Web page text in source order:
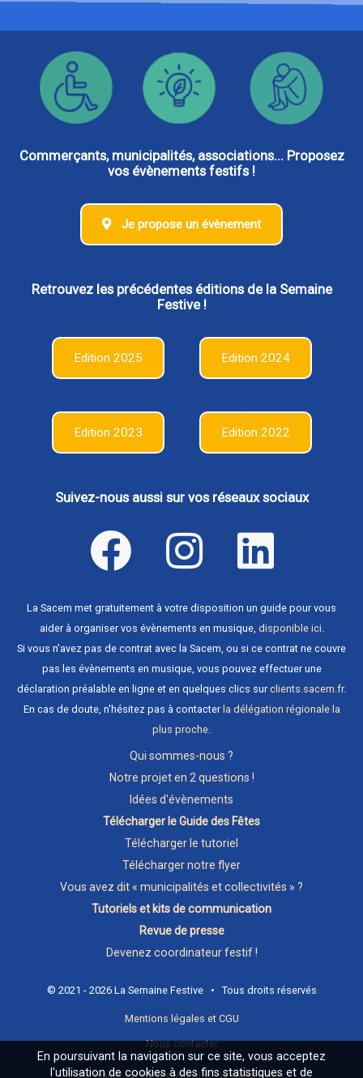
Commerçants, municipalités, associations... Proposez
vos évènements festifs !
Je propose un évènement
Retrouvez les précédentes éditions de la Semaine
Festive !
Edition 2025 Edition 2024
Edition 2023 Edition 2022
Suivez-nous aussi sur vos réseaux sociaux
La Sacem met gratuitement à votre disposition un guide pour vous
aider à organiser vos évènements en musique, disponible ici.
Si vous n'avez pas de contrat avec la Sacem, ou si ce contrat ne couvre
pas les évènements en musique, vous pouvez effectuer une
déclaration préalable en ligne et en quelques clics surclients.sacem.fr.
En cas de doute, n'hésitez pas à contacterla délégation régionale la
plus proche
Qui sommes-nous ?
Notre projet en 2 questions !
Idées d'évènements
Télécharger le Guide des Fêtes
Télécharger le tutoriel
Télécharger notre flyer
Vous avez dit « municipalités et collectivités » ?
Tutoriels et kits de communication
Revue de presse
Devenez coordinateur festif !
© 2021 - 2026 La Semaine Festive • Tous droits réservés
Mentions légales et CGU
Nous contacter
Site réalisé par Hélène Michel et samosate.com
En poursuivant la navigation sur ce site, vous acceptez
l'utilisation de cookies à des fins statistiques et de